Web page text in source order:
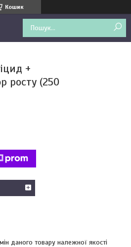
Кошик
+
росту (250
даного товару належної якості